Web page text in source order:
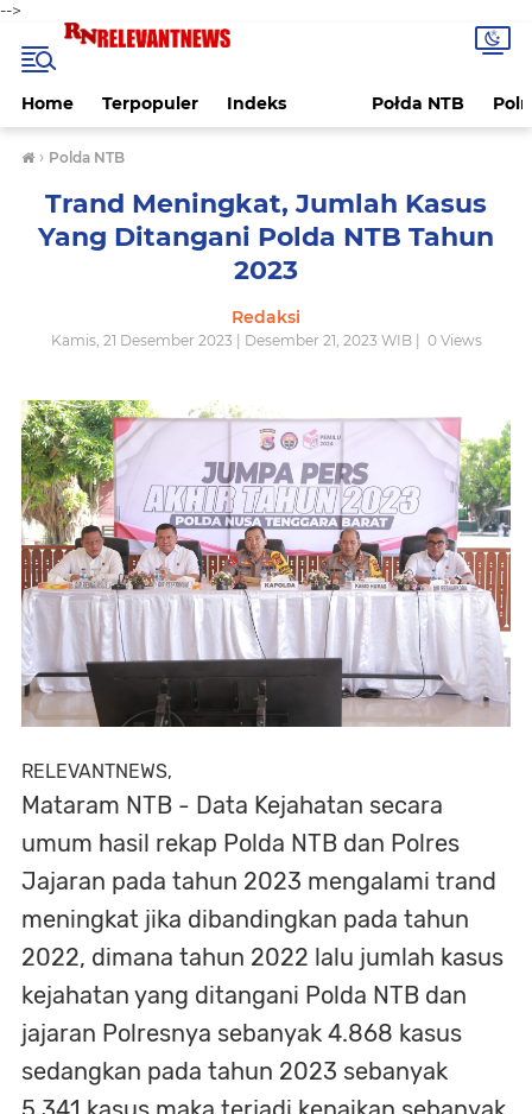
-->
Home Terpopuler Indeks Połda NTB
› Polda NTB
Trand Meningkat, Jumlah Kasus
Yang Ditangani Polda NTB Tahun
2023
Redaksi
Kamis, 21 Desember 2023 | Desember 21, 2023 WIB | 0Views
RELEVANTNEWS,
Mataram NTB - Data Kejahatan secara
umum hasil rekap Polda NTB dan Polres
Jajaran pada tahun 2023 mengalami trand
meningkat jika dibandingkan pada tahun
2022, dimana tahun 2022 lalu jumlah kasus
kejahatan yang ditangani Polda NTB dan
jajaran Polresnya sebanyak 4.868 kasus
sedangkan pada tahun 2023 sebanyak